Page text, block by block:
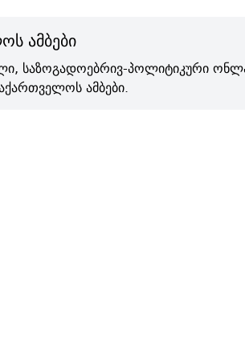
ამბები
საზოგადოებრივ-პოლიტიკური
ამბები.